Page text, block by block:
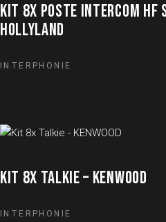
KIT 8X POSTE INTERCOM HF
HOLLYLAND
INTERPHONIE
KIT 8X TALKIE – KENWOOD
INTERPHONIE